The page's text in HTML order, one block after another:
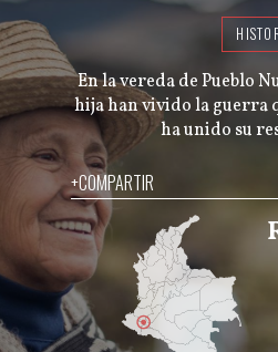
En la vereda de Pueblo
hija han vivido la guerra
ha unido su
+COMPARTIR